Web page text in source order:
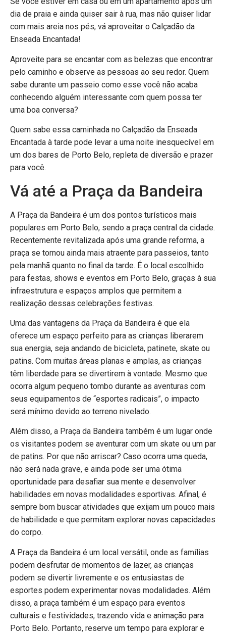
dia de praia e ainda quiser sair à rua, mas não quiser lidar
com mais areia nos pés, vá aproveitar o Calçadão da
Enseada Encantada!
Aproveite para se encantar com as belezas que encontrar
pelo caminho e observe as pessoas ao seu redor. Quem
sabe durante um passeio como esse você não acaba
conhecendo alguém interessante com quem possa ter
uma boa conversa?
Quem sabe essa caminhada no Calçadão da Enseada
Encantada à tarde pode levar a uma noite inesquecível em
um dos bares de Porto Belo, repleta de diversão e prazer
para você.
Vá até a Praça da Bandeira
A Praça da Bandeira é um dos pontos turísticos mais
populares em Porto Belo, sendo a praça central da cidade.
Recentemente revitalizada após uma grande reforma, a
praça se tornou ainda mais atraente para passeios, tanto
pela manhã quanto no final da tarde. É o local escolhido
para festas, shows e eventos em Porto Belo, graças à sua
infraestrutura e espaços amplos que permitem a
realização dessas celebrações festivas.
Uma das vantagens da Praça da Bandeira é que ela
oferece um espaço perfeito para as crianças liberarem
sua energia, seja andando de bicicleta, patinete, skate ou
patins. Com muitas áreas planas e amplas, as crianças
têm liberdade para se divertirem à vontade. Mesmo que
ocorra algum pequeno tombo durante as aventuras com
seus equipamentos de “esportes radicais”, o impacto
será mínimo devido ao terreno nivelado.
Além disso, a Praça da Bandeira também é um lugar onde
os visitantes podem se aventurar com um skate ou um par
de patins. Por que não arriscar? Caso ocorra uma queda,
não será nada grave, e ainda pode ser uma ótima
oportunidade para desafiar sua mente e desenvolver
habilidades em novas modalidades esportivas. Afinal, é
sempre bom buscar atividades que exijam um pouco mais
de habilidade e que permitam explorar novas capacidades
do corpo.
A Praça da Bandeira é um local versátil, onde as famílias
podem desfrutar de momentos de lazer, as crianças
podem se divertir livremente e os entusiastas de
esportes podem experimentar novas modalidades. Além
disso, a praça também é um espaço para eventos
culturais e festividades, trazendo vida e animação para
Porto Belo. Portanto, reserve um tempo para explorar e